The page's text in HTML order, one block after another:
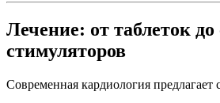
Лечение: от таблеток до
стимуляторов
Современная кардиология предлагает